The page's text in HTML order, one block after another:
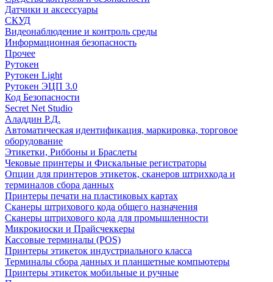
Датчики и аксессуары
СКУД
Видеонаблюдение и контроль среды
Информационная безопасность
Прочее
Рутокен
Рутокен Light
Рутокен ЭЦП 3.0
Код Безопасности
Secret Net Studio
Аладдин Р.Д.
Автоматическая идентификация, маркировка, торговое
оборудование
Этикетки, Риббоны и Браслеты
Чековые принтеры и Фискальные регистраторы
Опции для принтеров этикеток, сканеров штрихкода и
терминалов сбора данных
Принтеры печати на пластиковых картах
Сканеры штрихового кода общего назначения
Сканеры штрихового кода для промышленности
Микрокиоски и Прайсчеккеры
Кассовые терминалы (POS)
Принтеры этикеток индустриального класса
Терминалы сбора данных и планшетные компьютеры
Принтеры этикеток мобильные и ручные